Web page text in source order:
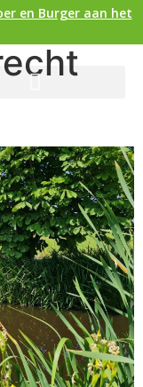
en Burger aan het